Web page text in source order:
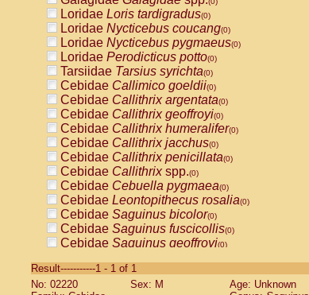
Loridae Loris tardigradus(0)
Loridae Nycticebus coucang(0)
Loridae Nycticebus pygmaeus(0)
Loridae Perodicticus potto(0)
Tarsiidae Tarsius syrichta(0)
Cebidae Callimico goeldii(0)
Cebidae Callithrix argentata(0)
Cebidae Callithrix geoffroyi(0)
Cebidae Callithrix humeralifer(0)
Cebidae Callithrix jacchus(0)
Cebidae Callithrix penicillata(0)
Cebidae Callithrixspp.(0)
Cebidae Cebuella pygmaea(0)
Cebidae Leontopithecus rosalia(0)
Cebidae Saguinus bicolor(0)
Cebidae Saguinus fuscicollis(0)
Cebidae Saguinus geoffroyi(0)
CebidaeSaguinus labiatus(0)
Cebidae Saguinus leucopus (0)
Result-----------1 - 1 of 1
No: 02220
Sex: M
Age: Unknown